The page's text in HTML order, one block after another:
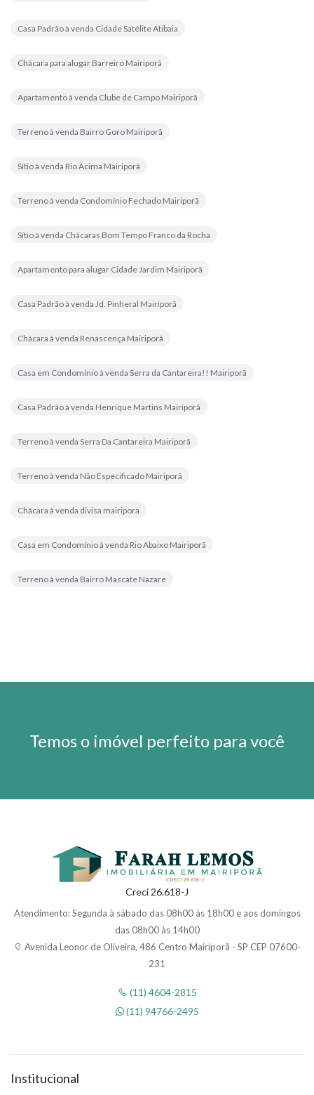
Casa Padrão à venda Cidade Satélite Atibaia
Chácara para alugar Barreiro Mairiporã
Apartamento à venda Clube de Campo Mairiporã
Terreno à venda Bairro Goro Mairiporã
Sítio à venda Rio Acima Mairiporã
Terreno à venda Condomínio Fechado Mairiporã
Sítio à venda Chácaras Bom Tempo Franco da Rocha
Apartamento para alugar Cidade Jardim Mairiporã
Casa Padrão à venda Jd. Pinheral Mairiporã
Chácara à venda Renascença Mairiporã
Casa em Condomínio à venda Serra da Cantareira!! Mairiporã
Casa Padrão à venda Henrique Martins Mairiporã
Terreno à venda Serra Da Cantareira Mairiporã
Terreno à venda Não Especificado Mairiporã
Chácara à venda divisa mairipora
Casa em Condomínio à venda Rio Abaixo Mairiporã
Terreno à venda Bairro Mascate Nazare
Temos o imóvel perfeito para você
Creci 26.618-J
Atendimento: Segunda à sábado das 08h00 às 18h00 e aos domingos
das 08h00 às 14h00
Avenida Leonor de Oliveira, 486 Centro Mairiporã - SP CEP 07600-
231
(11) 4604-2815
(11) 94766-2495
Institucional